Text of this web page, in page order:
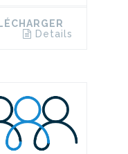
Details